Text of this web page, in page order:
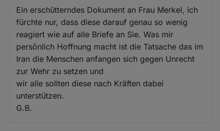
Ein erschütterndes Dokument an Frau Merkel, ich
fürchte nur, dass diese darauf genau so wenig
reagiert wie auf alle Briefe an Sie. Was mir
persönlich Hoffnung macht ist die Tatsache das im
Iran die Menschen anfangen sich gegen Unrecht
zur Wehr zu setzen und
wir alle sollten diese nach Kräften dabei
unterstützen.
G.B.